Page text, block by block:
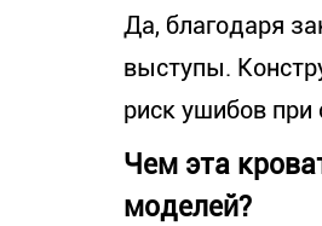
Да, благодаря
выступы.
риск ушибов при
Чем эта
моделей?